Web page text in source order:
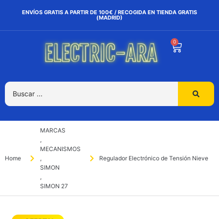
ENVÍOS GRATIS A PARTIR DE 100€ / RECOGIDA EN TIENDA GRATIS
(MADRID)
0
Home
MARCAS
,
MECANISMOS
,
SIMON
,
SIMON 27
Regulador Electrónico de Tensión Nieve